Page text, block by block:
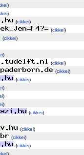
)
)
(cikkei)
(cikkei)
(cikkei)
)
(cikkei)
(cikkei)
(cikkei)
)
)
)
(cikkei)
(cikkei)
(cikkei)
(cikkei)
)